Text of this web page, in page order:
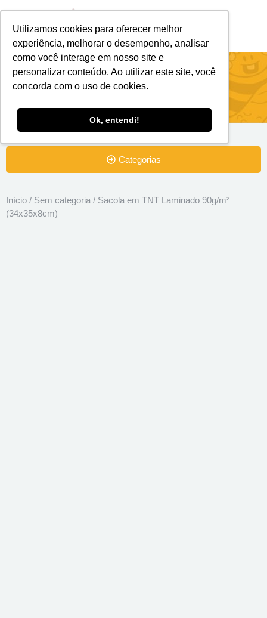
Utilizamos cookies para oferecer melhor
experiência, melhorar o desempenho, analisar
como você interage em nosso site e
personalizar conteúdo. Ao utilizar este site, você
concorda com o uso de cookies.
Ok, entendi!
Sacola em TNT Laminado 90g/m²
(34x35x8cm)
Categorias
Início / Sem categoria / Sacola em TNT Laminado 90g/m²
(34x35x8cm)